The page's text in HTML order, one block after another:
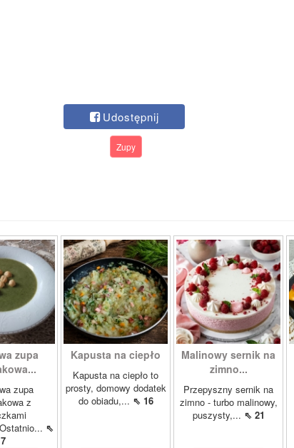
Udostępnij
Zupy
zupa
zupa
z
⇖
7
Kapusta na ciepło
Kapusta na ciepło to
prosty, domowy dodatek
do obiadu,... ⇖ 16
Malinowy sernik na
zimno...
Przepyszny sernik na
zimno - turbo malinowy,
puszysty,... ⇖ 21